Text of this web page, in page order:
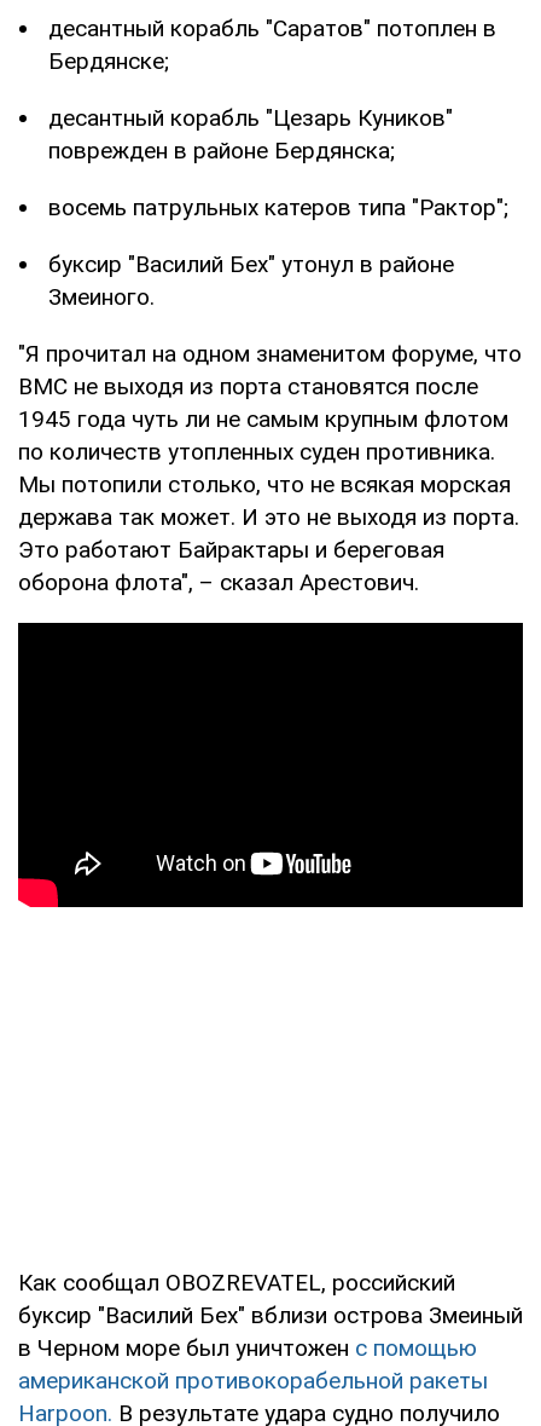
десантный корабль "Саратов" потоплен в
Бердянске;
десантный корабль "Цезарь Куников"
поврежден в районе Бердянска;
восемь патрульных катеров типа "Рактор";
буксир "Василий Бех" утонул в районе
Змеиного.
"Я прочитал на одном знаменитом форуме, что
ВМС не выходя из порта становятся после
1945 года чуть ли не самым крупным флотом
по количеств утопленных суден противника.
Мы потопили столько, что не всякая морская
держава так может. И это не выходя из порта.
Это работают Байрактары и береговая
оборона флота", – сказал Арестович.
Как сообщал OBOZREVATEL, российский
буксир "Василий Бех" вблизи острова Змеиный
в Черном море был уничтожен с помощью
американской противокорабельной ракеты
Harpoon. В результате удара судно получило